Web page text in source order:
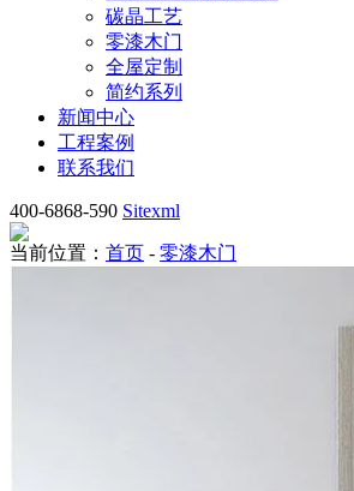
碳晶工艺
零漆木门
全屋定制
简约系列
新闻中心
工程案例
联系我们
400-6868-590 Sitexml
当前位置： 首页 - 零漆木门